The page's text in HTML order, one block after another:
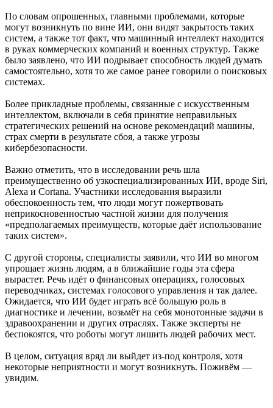
По словам опрошенных, главными проблемами, которые
могут возникнуть по вине ИИ, они видят закрытость таких
систем, а также тот факт, что машинный интеллект находится
в руках коммерческих компаний и военных структур. Также
было заявлено, что ИИ подрывает способность людей думать
самостоятельно, хотя то же самое ранее говорили о поисковых
системах.
Более прикладные проблемы, связанные с искусственным
интеллектом, включали в себя принятие неправильных
стратегических решений на основе рекомендаций машины,
страх смерти в результате сбоя, а также угрозы
кибербезопасности.
Важно отметить, что в исследовании речь шла
преимущественно об узкоспециализированных ИИ, вроде Siri,
Alexa и Cortana. Участники исследования выразили
обеспокоенность тем, что люди могут пожертвовать
неприкосновенностью частной жизни для получения
«предполагаемых преимуществ, которые даёт использование
таких систем».
С другой стороны, специалисты заявили, что ИИ во многом
упрощает жизнь людям, а в ближайшие годы эта сфера
вырастет. Речь идёт о финансовых операциях, голосовых
переводчиках, системах голосового управления и так далее.
Ожидается, что ИИ будет играть всё большую роль в
диагностике и лечении, возьмёт на себя монотонные задачи в
здравоохранении и других отраслях. Также эксперты не
беспокоятся, что роботы могут лишить людей рабочих мест.
В целом, ситуация вряд ли выйдет из-под контроля, хотя
некоторые неприятности и могут возникнуть. Поживём —
увидим.